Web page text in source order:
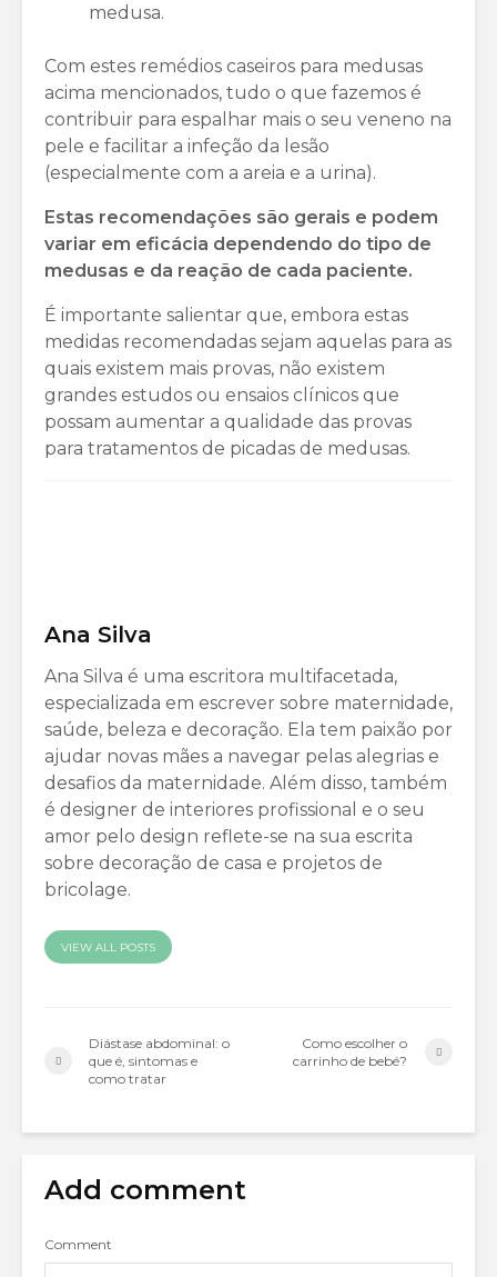
medusa.
Com estes remédios caseiros para medusas
acima mencionados, tudo o que fazemos é
contribuir para espalhar mais o seu veneno na
pele e facilitar a infeção da lesão
(especialmente com a areia e a urina).
Estas recomendações são gerais e podem
variar em eficácia dependendo do tipo de
medusas e da reação de cada paciente.
É importante salientar que, embora estas
medidas recomendadas sejam aquelas para as
quais existem mais provas, não existem
grandes estudos ou ensaios clínicos que
possam aumentar a qualidade das provas
para tratamentos de picadas de medusas.
Ana Silva
Ana Silva é uma escritora multifacetada,
especializada em escrever sobre maternidade,
saúde, beleza e decoração. Ela tem paixão por
ajudar novas mães a navegar pelas alegrias e
desafios da maternidade. Além disso, também
é designer de interiores profissional e o seu
amor pelo design reflete-se na sua escrita
sobre decoração de casa e projetos de
bricolage.
VIEW ALL POSTS
Diástase abdominal: o
que é, sintomas e
como tratar
Como escolher o
carrinho de bebé?
Add comment
Comment